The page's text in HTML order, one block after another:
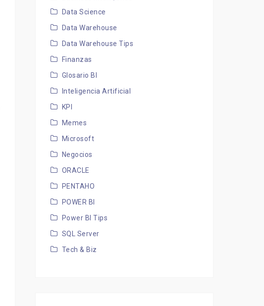
Data Science
Data Warehouse
Data Warehouse Tips
Finanzas
Glosario BI
Inteligencia Artificial
KPI
Memes
Microsoft
Negocios
ORACLE
PENTAHO
POWER BI
Power BI Tips
SQL Server
Tech & Biz